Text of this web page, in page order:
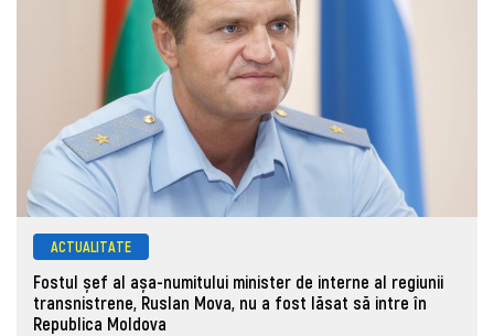
ACTUALITATE
Fostul șef al așa-numitului minister de interne al regiunii
transnistrene, Ruslan Mova, nu a fost lăsat să intre în
Republica Moldova